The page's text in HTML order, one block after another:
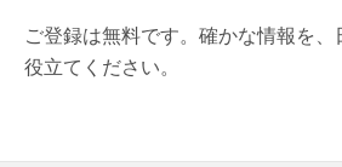
ご登録は無料です。確かな情報を
役立てください。